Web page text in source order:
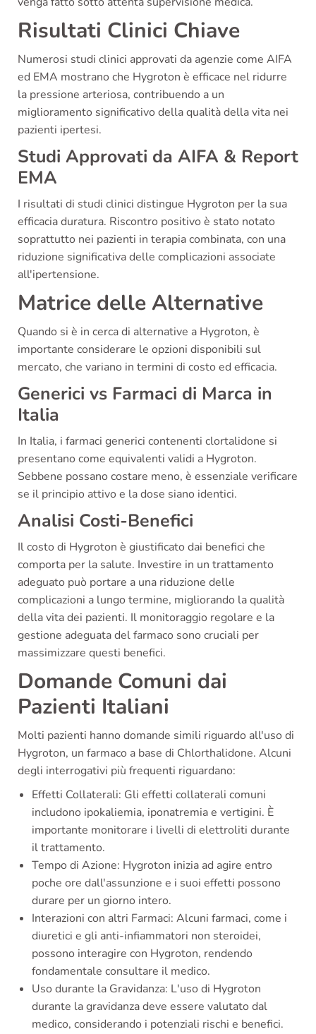
Risultati Clinici Chiave
Numerosi studi clinici approvati da agenzie come AIFA
ed EMA mostrano che Hygroton è efficace nel ridurre
la pressione arteriosa, contribuendo a un
miglioramento significativo della qualità della vita nei
pazienti ipertesi.
Studi Approvati da AIFA & Report
EMA
I risultati di studi clinici distingue Hygroton per la sua
efficacia duratura. Riscontro positivo è stato notato
soprattutto nei pazienti in terapia combinata, con una
riduzione significativa delle complicazioni associate
all'ipertensione.
Matrice delle Alternative
Quando si è in cerca di alternative a Hygroton, è
importante considerare le opzioni disponibili sul
mercato, che variano in termini di costo ed efficacia.
Generici vs Farmaci di Marca in
Italia
In Italia, i farmaci generici contenenti clortalidone si
presentano come equivalenti validi a Hygroton.
Sebbene possano costare meno, è essenziale verificare
se il principio attivo e la dose siano identici.
Analisi Costi-Benefici
Il costo di Hygroton è giustificato dai benefici che
comporta per la salute. Investire in un trattamento
adeguato può portare a una riduzione delle
complicazioni a lungo termine, migliorando la qualità
della vita dei pazienti. Il monitoraggio regolare e la
gestione adeguata del farmaco sono cruciali per
massimizzare questi benefici.
Domande Comuni dai
Pazienti Italiani
Molti pazienti hanno domande simili riguardo all'uso di
Hygroton, un farmaco a base di Chlorthalidone. Alcuni
degli interrogativi più frequenti riguardano:
Effetti Collaterali: Gli effetti collaterali comuni
includono ipokaliemia, iponatremia e vertigini. È
importante monitorare i livelli di elettroliti durante
il trattamento.
Tempo di Azione: Hygroton inizia ad agire entro
poche ore dall'assunzione e i suoi effetti possono
durare per un giorno intero.
Interazioni con altri Farmaci: Alcuni farmaci, come i
diuretici e gli anti-infiammatori non steroidei,
possono interagire con Hygroton, rendendo
fondamentale consultare il medico.
Uso durante la Gravidanza: L'uso di Hygroton
durante la gravidanza deve essere valutato dal
medico, considerando i potenziali rischi e benefici.